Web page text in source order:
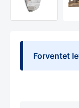
Forventet